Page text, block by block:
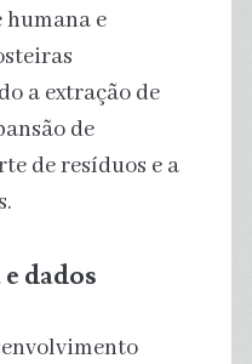
e
a extração de
de
de resíduos e a
dados